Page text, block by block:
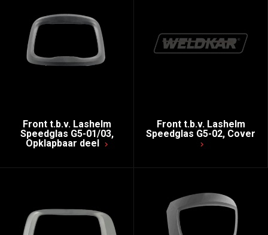
Front t.b.v. Lashelm
Speedglas G5-01/03,
Opklapbaar deel
Front t.b.v. Lashelm
Speedglas G5-02, Cover